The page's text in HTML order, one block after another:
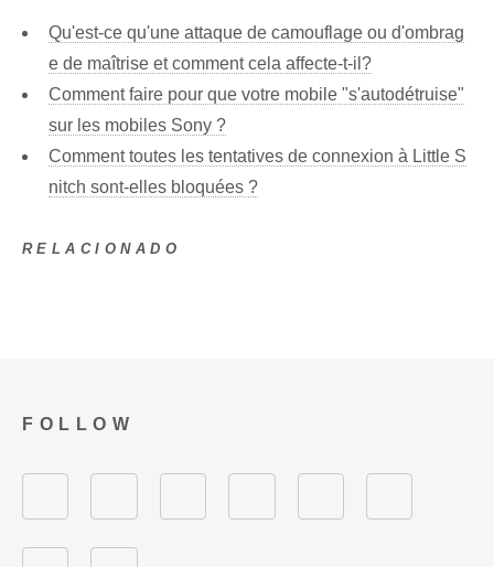
Qu'est-ce qu'une attaque de camouflage ou d'ombrag
e de maîtrise et comment cela affecte-t-il?
Comment faire pour que votre mobile "s'autodétruise"
sur les mobiles Sony ?
Comment toutes les tentatives de connexion à Little S
nitch sont-elles bloquées ?
RELACIONADO
FOLLOW